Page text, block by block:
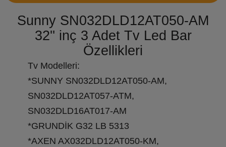
Sunny SN032DLD12AT050-AM
32'' inç 3 Adet Tv Led Bar
Özellikleri
Tv Modelleri:
*SUNNY SN032DLD12AT050-AM,
SN032DLD12AT057-ATM,
SN032DLD16AT017-AM
*GRUNDİK G32 LB 5313
*AXEN AX032DLD12AT050-KM,